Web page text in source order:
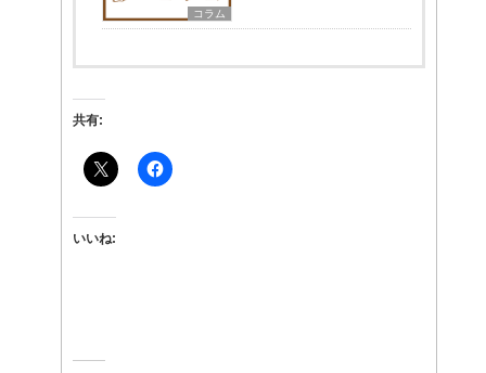
コラム
共有:
いいね: